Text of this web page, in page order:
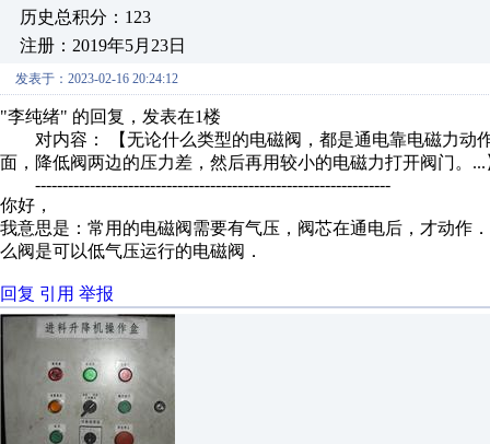
历史总积分：123
注册：2019年5月23日
发表于：2023-02-16 20:24:12
"李纯绪" 的回复，发表在1楼
对内容： 【无论什么类型的电磁阀，都是通电靠电磁力动
面，降低阀两边的压力差，然后再用较小的电磁力打开阀门。
-----------------------------------------------------------------
你好，
我意思是：常用的电磁阀需要有气压，阀芯在通电后，才动作
么阀是可以低气压运行的电磁阀．
回复 引用 举报